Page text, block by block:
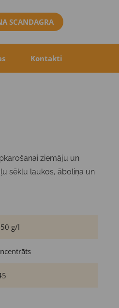
SCANDAGRA
Kontakti
ziemāju un
sēklu laukos, āboliņa un
g/l